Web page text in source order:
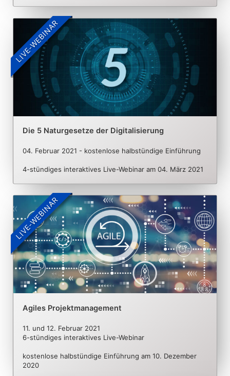
LIVE-WEBINAR
Die 5 Naturgesetze der Digitalisierung
04. Februar 2021 - kostenlose halbstündige Einführung
4-stündiges interaktives Live-Webinar am 04. März 2021
LIVE-WEBINAR
Agiles Projektmanagement
11. und 12. Februar 2021
6-stündiges interaktives Live-Webinar
kostenlose halbstündige Einführung am 10. Dezember
2020